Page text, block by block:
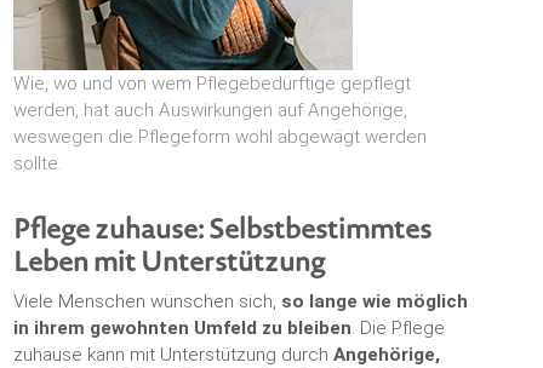
Wie, wo und von wem Pflegebedürftige gepflegt
werden, hat auch Auswirkungen auf Angehörige,
weswegen die Pflegeform wohl abgewägt werden
sollte.
Pflege zuhause: Selbstbestimmtes
Leben mit Unterstützung
Viele Menschen wünschen sich, so lange wie möglich
in ihrem gewohnten Umfeld zu bleiben. Die Pflege
zuhause kann mit Unterstützung durchAngehörige,